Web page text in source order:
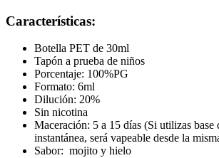
Características:
Botella PET de 30ml
Tapón a prueba de niños
Porcentaje: 100%PG
Formato: 6ml
Dilución: 20%
Sin nicotina
Maceración: 5 a 15 días (Si utilizas base
instantánea, será vapeable desde la
Sabor: mojito y hielo